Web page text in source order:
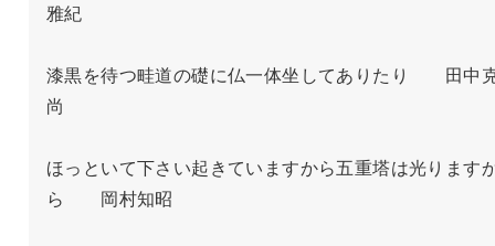
雅紀
漆黒を待つ畦道の礎に仏一体坐してありたり　　田中
尚
ほっといて下さい起きていますから五重塔は光ります
ら　　岡村知昭